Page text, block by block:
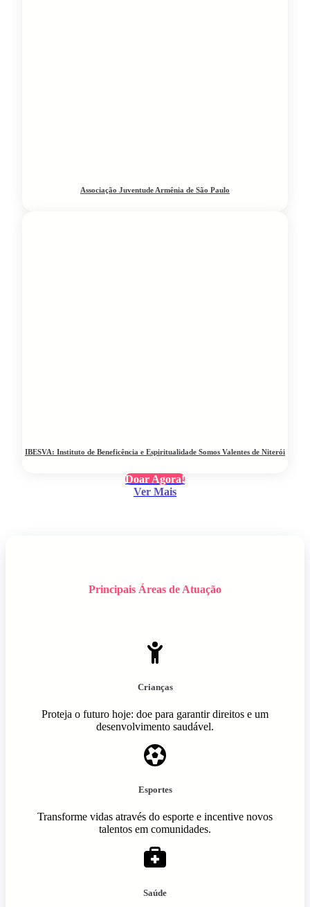
Associação Juventude Armênia de São Paulo
IBESVA: Instituto de Beneficência e Espiritualidade Somos Valentes de Niterói
Doar Agora!
Ver Mais
Principais Áreas de Atuação
Crianças
Proteja o futuro hoje: doe para garantir direitos e um
desenvolvimento saudável.
Esportes
Transforme vidas através do esporte e incentive novos
talentos em comunidades.
Saúde